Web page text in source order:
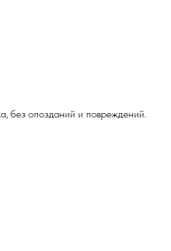
без опозданий и повреждений.